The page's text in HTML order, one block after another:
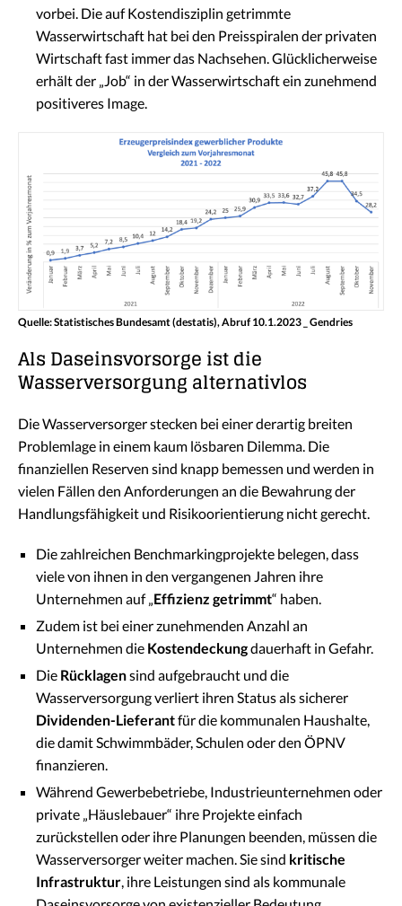
vorbei. Die auf Kostendisziplin getrimmte
Wasserwirtschaft hat bei den Preisspiralen der privaten
Wirtschaft fast immer das Nachsehen. Glücklicherweise
erhält der „Job“ in der Wasserwirtschaft ein zunehmend
positiveres Image.
Quelle: Statistisches Bundesamt (destatis), Abruf 10.1.2023 _ Gendries
Als Daseinsvorsorge ist die
Wasserversorgung alternativlos
Die Wasserversorger stecken bei einer derartig breiten
Problemlage in einem kaum lösbaren Dilemma. Die
finanziellen Reserven sind knapp bemessen und werden in
vielen Fällen den Anforderungen an die Bewahrung der
Handlungsfähigkeit und Risikoorientierung nicht gerecht.
Die zahlreichen Benchmarkingprojekte belegen, dass
viele von ihnen in den vergangenen Jahren ihre
Unternehmen auf „Effizienz getrimmt“ haben.
Zudem ist bei einer zunehmenden Anzahl an
Unternehmen die Kostendeckungdauerhaft in Gefahr.
Die Rücklagensind aufgebraucht und die
Wasserversorgung verliert ihren Status als sicherer
Dividenden-Lieferantfür die kommunalen Haushalte,
die damit Schwimmbäder, Schulen oder den ÖPNV
finanzieren.
Während Gewerbebetriebe, Industrieunternehmen oder
private „Häuslebauer“ ihre Projekte einfach
zurückstellen oder ihre Planungen beenden, müssen die
Wasserversorger weiter machen. Sie sind kritische
Infrastruktur, ihre Leistungen sind als kommunale